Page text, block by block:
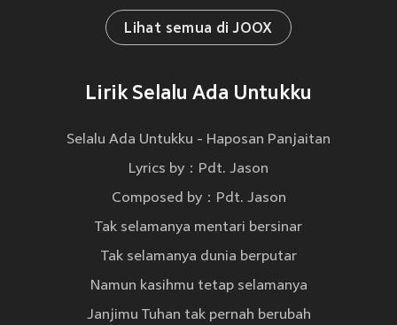
Lihat semua di JOOX
Lirik Selalu Ada Untukku
Selalu Ada Untukku - Haposan Panjaitan
Lyrics by：Pdt. Jason
Composed by：Pdt. Jason
Tak selamanya mentari bersinar
Tak selamanya dunia berputar
Namun kasihmu tetap selamanya
Janjimu Tuhan tak pernah berubah